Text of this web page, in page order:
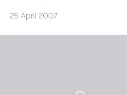
25 April 2007